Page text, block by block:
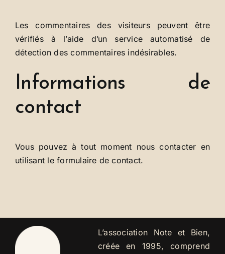
Les commentaires des visiteurs peuvent être
vérifiés à l’aide d’un service automatisé de
détection des commentaires indésirables.
Informations de
contact
Vous pouvez à tout moment nous contacter en
utilisant le formulaire de contact.
L’association Note et Bien,
créée en 1995, comprend